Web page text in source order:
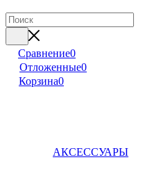
Сравнение0
Отложенные0
Корзина0
АКСЕССУАРЫ